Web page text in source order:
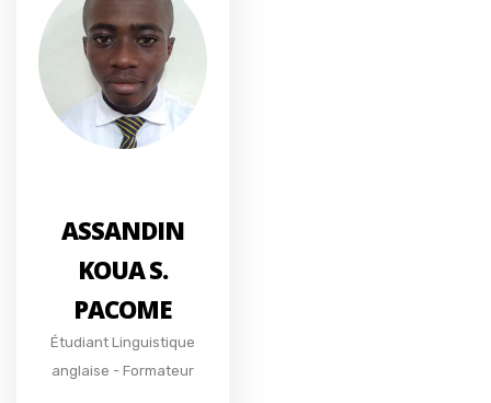
ASSANDIN
KOUA S.
PACOME
Étudiant Linguistique
anglaise - Formateur